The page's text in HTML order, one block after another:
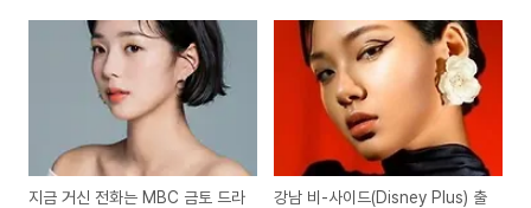
지금 거신 전화는 MBC 금토 드라
강남 비-사이드(Disney Plus) 출